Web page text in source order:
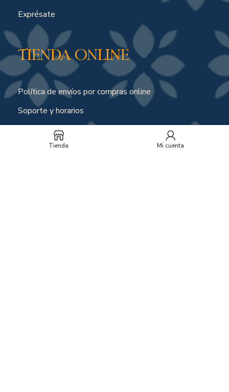
Exprésate
Tienda online
Política de envíos por compras online
Soporte y horarios
Peticiones, quejas o reclamos
Tienda Mi cuenta